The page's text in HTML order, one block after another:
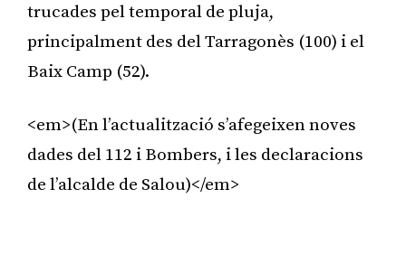
trucades pel temporal de pluja,
principalment des del Tarragonès (100) i el
Baix Camp (52).
<em>(En l’actualització s’afegeixen noves
dades del 112 i Bombers, i les declaracions
de l’alcalde de Salou)</em>